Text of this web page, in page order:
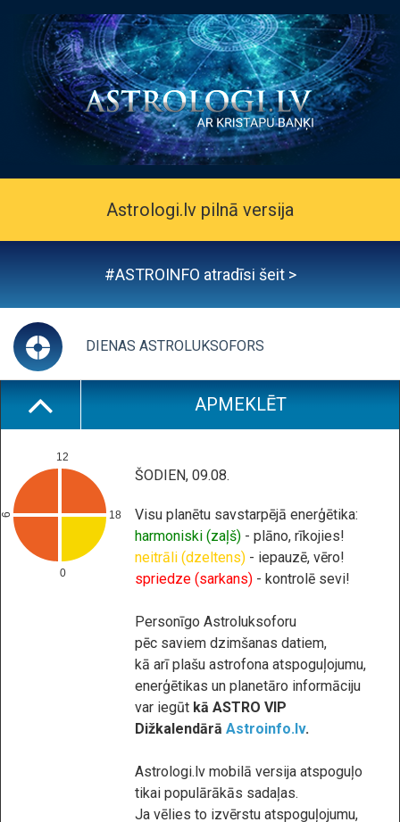
Astrologi.lv pilnā versija
#ASTROINFO atradīsi šeit >
DIENAS ASTROLUKSOFORS
APMEKLĒT
12
6 18
0
ŠODIEN, 09.08.
Visu planētu savstarpējā enerģētika:
harmoniski (zaļš) - plāno, rīkojies!
neitrāli (dzeltens) - iepauzē, vēro!
spriedze (sarkans) - kontrolē sevi!
Personīgo Astroluksoforu
pēc saviem dzimšanas datiem,
kā arī plašu astrofona atspoguļojumu,
enerģētikas un planetāro informāciju
var iegūt kā ASTRO VIP
Dižkalendārā Astroinfo.lv.
Astrologi.lv mobilā versija atspoguļo
tikai populārākās sadaļas.
Ja vēlies to izvērstu atspoguļojumu,